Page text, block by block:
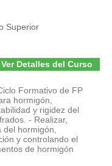
Superior
Ver Detalles del Curso
Formativo de FP
hormigón,
y rigidez del
- Realizar,
hormigón,
y controlando el
de hormigón